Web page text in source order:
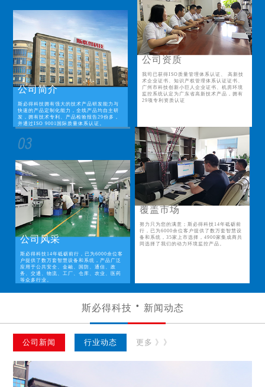
公司简介
斯必得科技拥有强大的技术产品研发能力与
快速的产品定制化能力，全线产品均自主研
发，拥有技术专利、产品检验报告29份多，
并通过ISO 9001国际质量体系认证。
公司资质
我司已获得ISO质量管理体系认证、 高新技
术企业证书、知识产权管理体系认证证书、
广州市科技创新小巨人企业证书、机房环境
监控系统认定为广东省高新技术产品，拥有
29项专利资质认证
公司风采
斯必得科技14年砥砺前行，已为6000余位客
户提供了数万套智慧设备和系统，产品广泛
应用于公共安全、金融、国防、通信、政
务、交通、物流、工厂、仓库、农业、医药
等众多行业。
覆盖市场
努力只为您的满意；斯必得科技14年砥砺前
行，已为6000余位客户提供了数万套智慧设
备和系统，35家上市选择，4900家集成商共
同选择了我们的动力环境监控产品。
斯必得科技 新闻动态
公司新闻 行业动态 更多 》》